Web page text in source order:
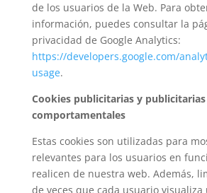
de los usuarios de la Web. Para
información, puedes consultar la
privacidad de Google Analytics:
https://developers.google.com/
usage.
Cookies publicitarias y publicitarias
comportamentales
Estas cookies son utilizadas para
relevantes para los usuarios en
realicen de nuestra web. Además,
de veces que cada usuario